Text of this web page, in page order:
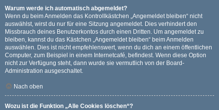
Warum werde ich automatisch abgemeldet?
Wenn du beim Anmelden das Kontrollkästchen „Angemeldet bleiben“ nicht
auswählst, wirst du nur für eine Sitzung angemeldet. Dies verhindert den
Missbrauch deines Benutzerkontos durch einen Dritten. Um angemeldet zu
bleiben, kannst du das Kästchen „Angemeldet bleiben“ beim Anmelden
auswählen. Dies ist nicht empfehlenswert, wenn du dich an einem öffentlichen
Computer, zum Beispiel in einem Internetcafé, befindest. Wenn diese Option
nicht zur Verfügung steht, dann wurde sie vermutlich von der Board-
Administration ausgeschaltet.
Nach oben
Wozu ist die Funktion „Alle Cookies löschen“?